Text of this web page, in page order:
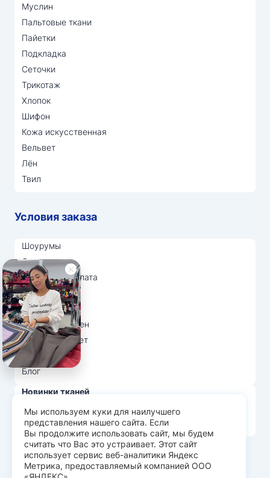
Муслин
Пальтовые ткани
Пайетки
Подкладка
Сеточки
Трикотаж
Хлопок
Шифон
Кожа искусственная
Вельвет
Лён
Твил
Условия заказа
Шоурумы
Отзывы
Доставка и оплата
О нас
Вопрос-ответ
Возврат и обмен
Личный кабинет
Ткани оптом
Блог
Новинки тканей
Распродажа тканей
Лидеры продаж
© Арт Текс — продажа тканей оптом, 2026
Мы используем куки для наилучшего
представления нашего сайта. Если
Вы продолжите использовать сайт, мы будем
считать что Вас это устраивает. Этот сайт
использует сервис веб-аналитики Яндекс
Метрика, предоставляемый компанией ООО